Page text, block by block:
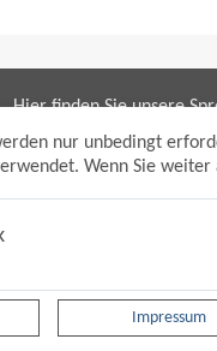
nur unbedingt
Wenn Sie
Impressum
Hier finden Sie unsere
für die Bereiche:
Bürgerbüro/bpunkt
Gewerbeamt
Planen und Bauen